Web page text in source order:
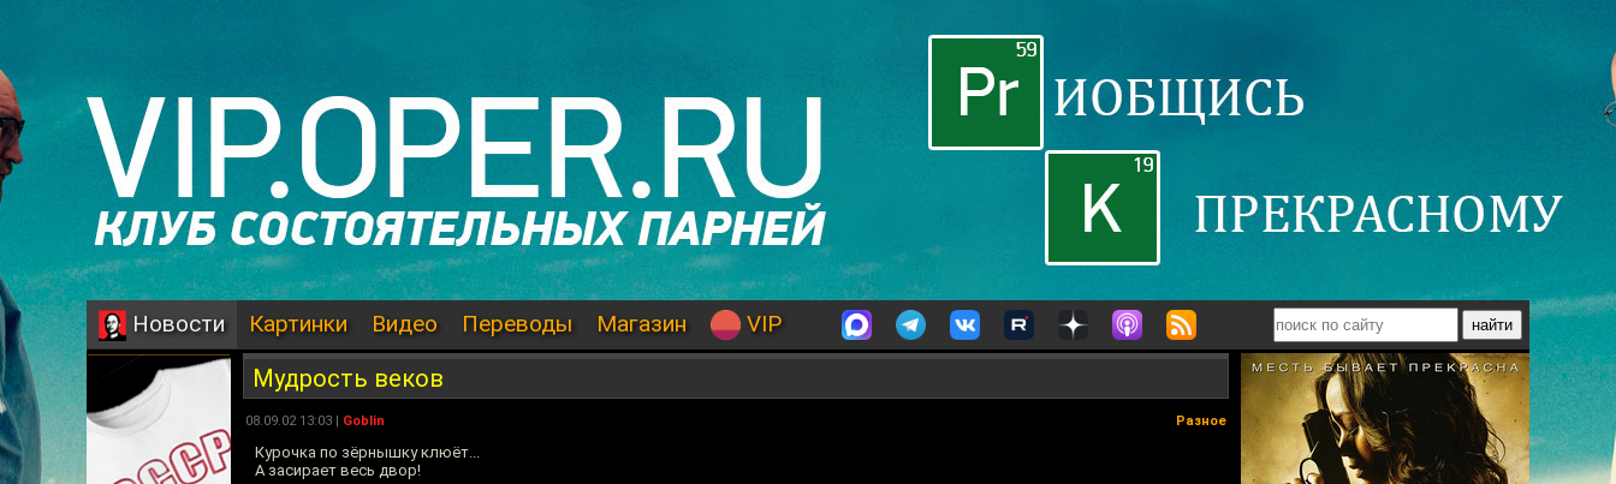
Новости Картинки Видео Переводы Магазин VIP
Мудрость веков
08.09.02 13:03 | Goblin Разное
Курочка по зёрнышку клюёт...
А засирает весь двор!